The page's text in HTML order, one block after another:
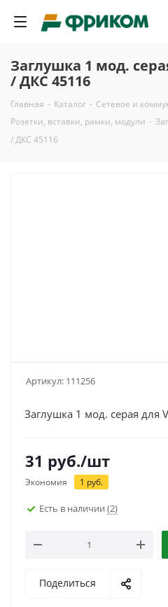
Заглушка 1 мод.
/ ДКС 45116
Главная - Каталог - Сетевое и
Розетки, вставки, рамки, модули -
/ ДКС 45116
Артикул: 111256
Заглушка 1 мод. серая для
31 руб./шт
Экономия 1 руб.
Есть в наличии (2)
Поделиться